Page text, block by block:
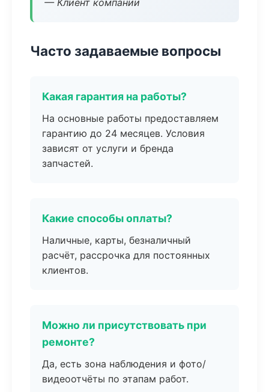
— Клиент компании
Часто задаваемые вопросы
Какая гарантия на работы?
На основные работы предоставляем
гарантию до 24 месяцев. Условия
зависят от услуги и бренда
запчастей.
Какие способы оплаты?
Наличные, карты, безналичный
расчёт, рассрочка для постоянных
клиентов.
Можно ли присутствовать при
ремонте?
Да, есть зона наблюдения и фото/
видеоотчёты по этапам работ.